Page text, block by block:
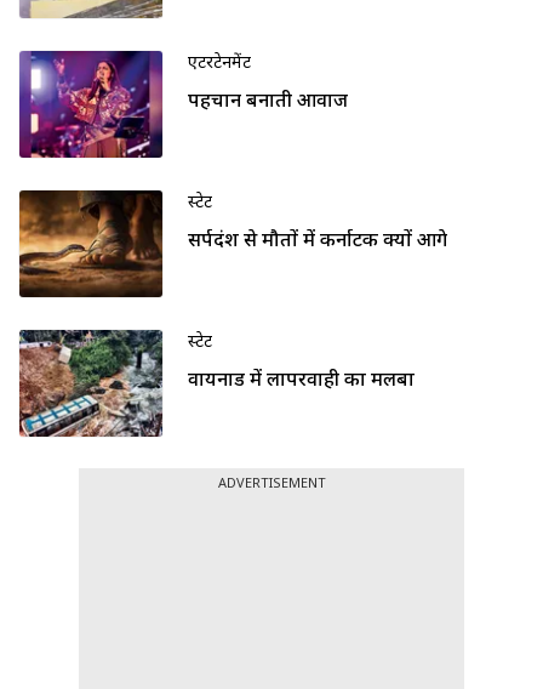
एंटरटेनमेंट
पहचान बनाती आवाज
स्टेट
सर्पदंश से मौतों में कर्नाटक क्यों आगे
स्टेट
वायनाड में लापरवाही का मलबा
ADVERTISEMENT